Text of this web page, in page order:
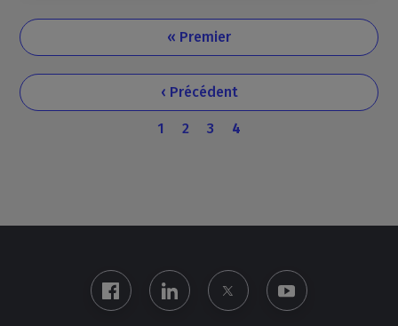
Première
page
« Premier
Page
précédente
‹ Précédent
Page
1 Page
2 Page
3
Page
4